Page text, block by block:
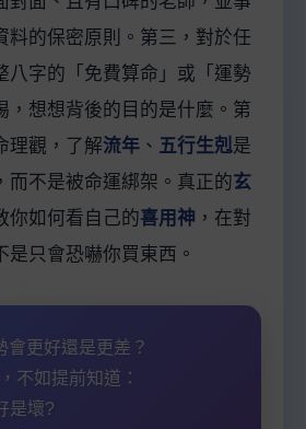
料的保密原則。第三，對於任
八字的「免費算命」或「運勢
，想想背後的目的是什麼。第
理觀，了解流年 、 五行生剋是
而不是被命運綁架。真正的玄
你如何看自己的喜用神 ，在對
是只會恐嚇你買東西。
會更好還是更差？
不如提前知道：
是壞?